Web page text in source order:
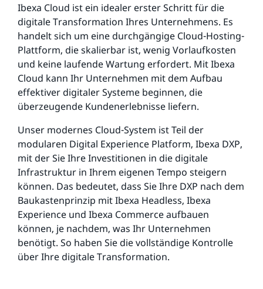
Ibexa Cloud ist ein idealer erster Schritt für die
digitale Transformation Ihres Unternehmens. Es
handelt sich um eine durchgängige Cloud-Hosting-
Plattform, die skalierbar ist, wenig Vorlaufkosten
und keine laufende Wartung erfordert. Mit Ibexa
Cloud kann Ihr Unternehmen mit dem Aufbau
effektiver digitaler Systeme beginnen, die
überzeugende Kundenerlebnisse liefern.
Unser modernes Cloud-System ist Teil der
modularen Digital Experience Platform, Ibexa DXP,
mit der Sie Ihre Investitionen in die digitale
Infrastruktur in Ihrem eigenen Tempo steigern
können. Das bedeutet, dass Sie Ihre DXP nach dem
Baukastenprinzip mit Ibexa Headless, Ibexa
Experience und Ibexa Commerce aufbauen
können, je nachdem, was Ihr Unternehmen
benötigt. So haben Sie die vollständige Kontrolle
über Ihre digitale Transformation.